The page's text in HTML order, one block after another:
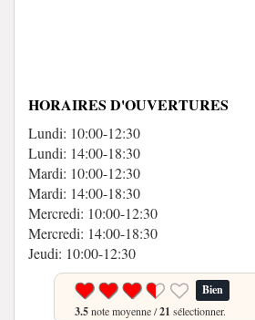
HORAIRES D'OUVERTURES
Lundi: 10:00-12:30
Lundi: 14:00-18:30
Mardi: 10:00-12:30
Mardi: 14:00-18:30
Mercredi: 10:00-12:30
Mercredi: 14:00-18:30
Jeudi: 10:00-12:30
Bien
3.5note moyenne /21 sélectionner.